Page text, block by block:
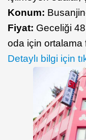
Konum:
Fiyat: Geceliği
oda için ortalama
Detaylı bilgi için